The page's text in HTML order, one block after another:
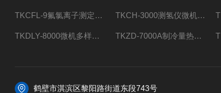
TKCFL-9氟氯离子测定仪自动煤质检测 TKCH-3000测氢仪微机氢元素测定煤质检测
TKDLY-8000微机多样测硫仪自动定硫仪化验室硫含量测定 TKZD-7000A制冷量热仪自动升降热值仪煤质检测
鹤壁市淇滨区黎阳路街道东段743号